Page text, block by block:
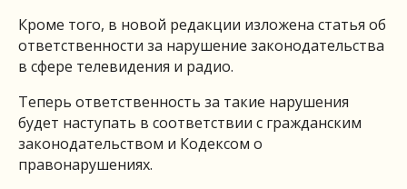
Кроме того, в новой редакции изложена статья об
ответственности за нарушение законодательства
в сфере телевидения и радио.
Теперь ответственность за такие нарушения
будет наступать в соответствии с гражданским
законодательством и Кодексом о
правонарушениях.